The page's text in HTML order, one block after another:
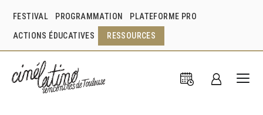
FESTIVAL PROGRAMMATION PLATEFORME PRO
ACTIONS ÉDUCATIVES RESSOURCES